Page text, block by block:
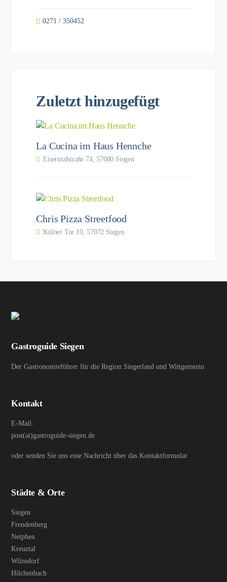
0271 / 350452
Zuletzt hinzugefügt
La Cucina im Haus Hennche
Eiserntalstraße 74, 57080 Siegen
Chris Pizza Streetfood
Kölner Tor 10, 57072 Siegen
Gastroguide Siegen
Der Gastronomieführer für die Region Siegerland und Wittgenstein
Kontakt
E-Mail:
post(at)gastroguide-siegen.de
oder senden Sie uns eine Nachricht über das Kontaktformular
Städte & Orte
Siegen
Freudenberg
Netphen
Kreuztal
Wilnsdorf
Hilchenbach